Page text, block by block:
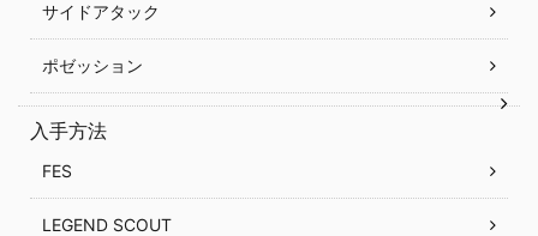
サイドアタック
ポゼッション
入手方法
FES
LEGEND SCOUT